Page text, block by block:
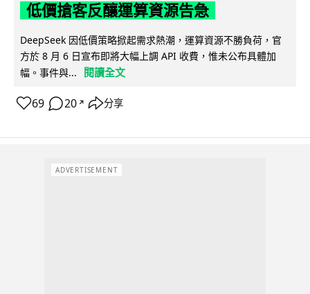
低價搶客反釀運算資源告急
DeepSeek 因低價策略掀起需求熱潮，運算資源不勝負荷，官
方於 8 月 6 日宣布即將大幅上調 API 收費，惟未公布具體加
幅。事件與...
閱讀全文
69 20 ↗ 分享
ADVERTISEMENT